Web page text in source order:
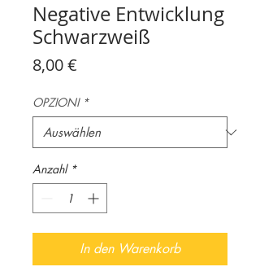
Negative Entwicklung
Schwarzweiß
8,00 €
OPZIONI *
Anzahl *
In den Warenkorb